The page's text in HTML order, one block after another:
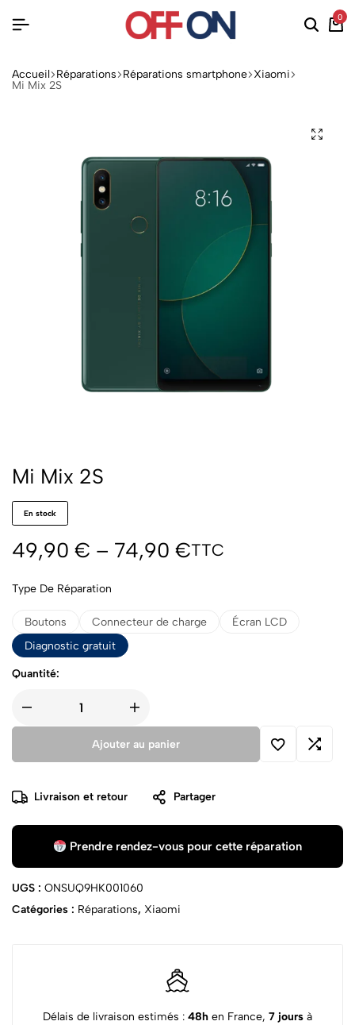
0
Accueil Réparations Réparations smartphone Xiaomi
Mi Mix 2S
Mi Mix 2S
En stock
49,90 € – 74,90 €TTC
Type De Réparation
Boutons Connecteur de charge
Écran LCD
Diagnostic gratuit
Quantité:
Ajouter au panier
Livraison et retour Partager
Prendre rendez-vous pour cette réparation
UGS : ONSUQ9HK001060
Catégories : Réparations, Xiaomi
Délais de livraison estimés : 48h en France, 7 jours à